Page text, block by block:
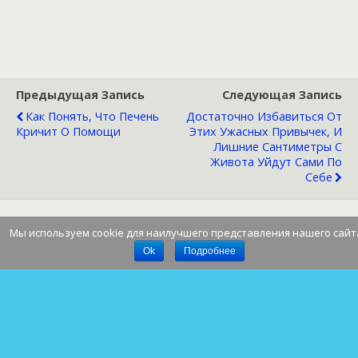
Предыдущая Запись
Как Понять, Что Печень
Кричит О Помощи
Следующая Запись
Достаточно Избавиться От
Этих Ужасных Привычек, И
Лишние Сантиметры С
Живота Уйдут Сами По
Себе
Мы используем cookie для наилучшего представления нашего
Ok Подробнее
Наверх